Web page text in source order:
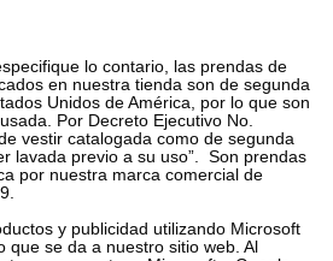
lo contario, las prendas de
en nuestra tienda son de segunda
Unidos de América, por lo que son
Por Decreto Ejecutivo No.
vestir catalogada como de segunda
lavada previo a su uso”. Son prendas
por nuestra marca comercial de
y publicidad utilizando Microsoft
que se da a nuestro sitio web. Al